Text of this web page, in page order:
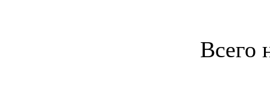
Всего